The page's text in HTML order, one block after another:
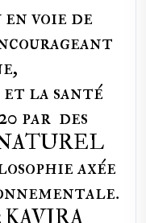
voie de
la santé
par des
axée
KAVIRA